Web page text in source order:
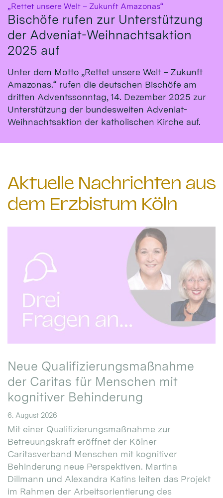
„Rettet unsere Welt – Zukunft Amazonas“
Bischöfe rufen zur Unterstützung
der Adveniat-Weihnachtsaktion
2025 auf
Unter dem Motto „Rettet unsere Welt – Zukunft
Amazonas.“ rufen die deutschen Bischöfe am
dritten Adventssonntag, 14. Dezember 2025 zur
Unterstützung der bundesweiten Adveniat-
Weihnachtsaktion der katholischen Kirche auf.
Aktuelle Nachrichten aus
dem Erzbistum Köln
Neue Qualifizierungsmaßnahme
der Caritas für Menschen mit
kognitiver Behinderung
6. August 2026
Mit einer Qualifizierungsmaßnahme zur
Betreuungskraft eröffnet der Kölner
Caritasverband Menschen mit kognitiver
Behinderung neue Perspektiven. Martina
Dillmann und Alexandra Katins leiten das Projekt
im Rahmen der Arbeitsorientierung des